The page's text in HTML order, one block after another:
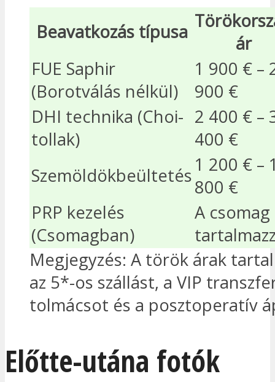
Beavatkozás típusa
ár
FUE Saphir
(Borotválás nélkül)
1 900 € –
900 €
DHI technika (Choi-
tollak)
2 400 € –
400 €
Szemöldökbeültetés1 200 € –
800 €
PRP kezelés
(Csomagban)
A csomag
Megjegyzés: A török árak
az 5*-os szállást, a VIP
tolmácsot és a posztoperatív
Előtte-utána fotók